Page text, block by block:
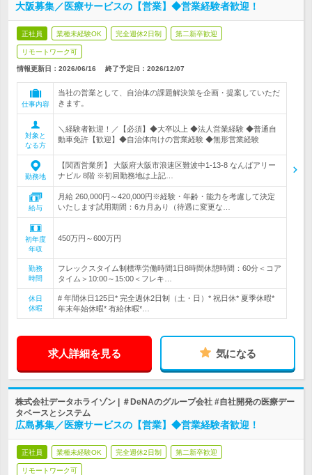
大阪募集／医療サービスの【営業】◆営業経験者歓迎！
正社員 業種未経験OK 完全週休2日制 第二新卒歓迎
リモートワーク可
情報更新日：2026/06/16 終了予定日： 2026/12/07
仕事内容
当社の営業として、自治体の課題解決策を企画・提案していただ
きます。
対象と
なる方
＼経験者歓迎！／【必須】◆大卒以上 ◆法人営業経験 ◆普通自
動車免許【歓迎】◆自治体向けの営業経験 ◆無形営業経験
勤務地
【関西営業所】 大阪府大阪市浪速区難波中1-13-8 なんばアリー
ナビル 8階 ※初回勤務地は上記…
給与
月給 260,000円～420,000円※経験・年齢・能力を考慮して決定
いたします試用期間：6カ月あり（待遇に変更な…
初年度
年収
450万円～600万円
勤務
時間
フレックスタイム制標準労働時間1日8時間休憩時間：60分＜コア
タイム＞10:00～15:00＜フレキ…
休日
休暇
# 年間休日125日* 完全週休2日制（土・日）* 祝日休* 夏季休暇*
年末年始休暇* 有給休暇*…
求人詳細を見る 気になる
株式会社データホライゾン | ＃DeNAのグループ会社 #自社開発の医療デー
タベースとシステム
広島募集／医療サービスの【営業】◆営業経験者歓迎！
正社員 業種未経験OK 完全週休2日制 第二新卒歓迎
リモートワーク可